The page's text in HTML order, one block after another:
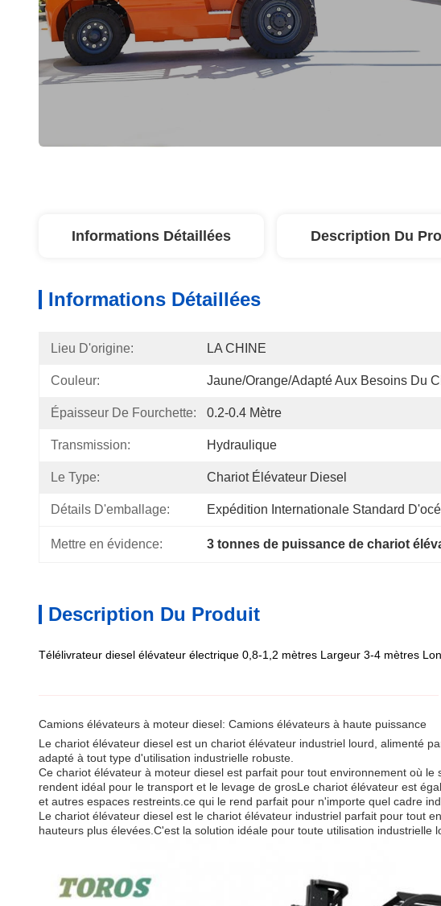
Informations Détaillées Description Du
Informations Détaillées
Lieu D'origine: LA CHINE
Couleur: Jaune/orange/adapté Aux Besoins Du
Épaisseur De Fourchette: 0.2-0.4 Mètre
Transmission: Hydraulique
Le Type: Chariot Élévateur Diesel
Détails D'emballage: Expédition Internationale Standard
Mettre en évidence: 3 tonnes de puissance de chariot
Description Du Produit
Télélivrateur diesel élévateur électrique 0,8-1,2 mètres Largeur 3-4 mètres
Camions élévateurs à moteur diesel: Camions élévateurs à haute puissance
Le chariot élévateur diesel est un chariot élévateur industriel lourd, alimenté
adapté à tout type d'utilisation industrielle robuste.
Ce chariot élévateur à moteur diesel est parfait pour tout environnement où
rendent idéal pour le transport et le levage de grosLe chariot élévateur est
et autres espaces restreints.ce qui le rend parfait pour n'importe quel cadre
Le chariot élévateur diesel est le chariot élévateur industriel parfait pour tout
hauteurs plus élevées.C'est la solution idéale pour toute utilisation